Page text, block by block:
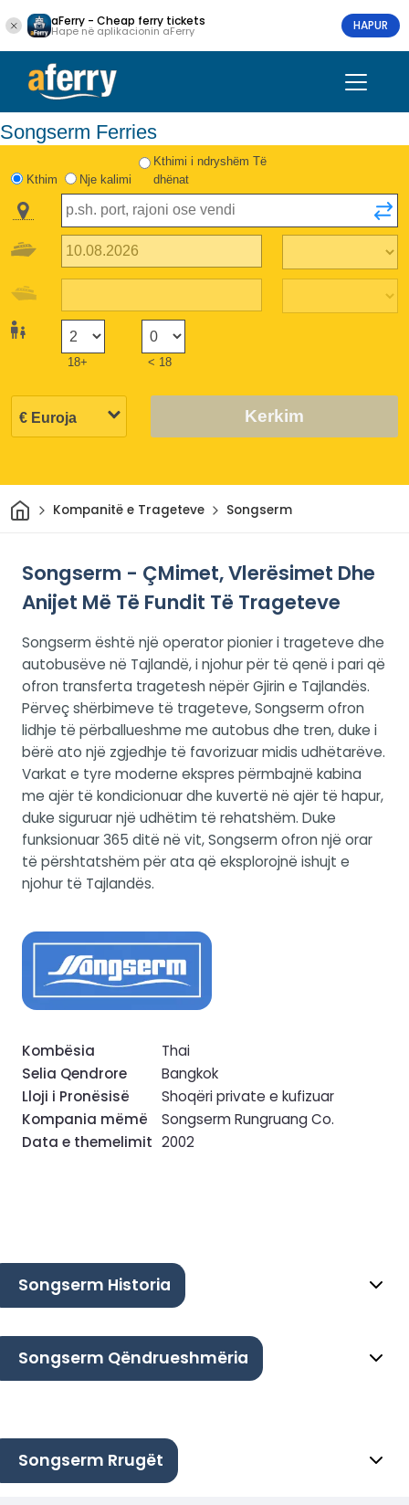
aFerry - Cheap ferry tickets
Hape në aplikacionin aFerry HAPUR
Songserm Ferries
Kthim Nje kalimi
Kthimi i ndryshëm Të
dhënat
18+ < 18
Kerkim
ShtëpiKompanitë e Trageteve Songserm
Songserm - ÇMimet, Vlerësimet Dhe
Anijet Më Të Fundit Të Trageteve
Songserm është një operator pionier i trageteve dhe
autobusëve në Tajlandë, i njohur për të qenë i pari që
ofron transferta tragetesh nëpër Gjirin e Tajlandës.
Përveç shërbimeve të trageteve, Songserm ofron
lidhje të përballueshme me autobus dhe tren, duke i
bërë ato një zgjedhje të favorizuar midis udhëtarëve.
Varkat e tyre moderne ekspres përmbajnë kabina
me ajër të kondicionuar dhe kuvertë në ajër të hapur,
duke siguruar një udhëtim të rehatshëm. Duke
funksionuar 365 ditë në vit, Songserm ofron një orar
të përshtatshëm për ata që eksplorojnë ishujt e
njohur të Tajlandës.
Kombësia
Thai
Selia Qendrore
Bangkok
Lloji i Pronësisë
Shoqëri private e kufizuar
Kompania mëmë
Songserm Rungruang Co.
Data e themelimit 2002
Songserm Historia
Songserm Qëndrueshmëria
Songserm Rrugët